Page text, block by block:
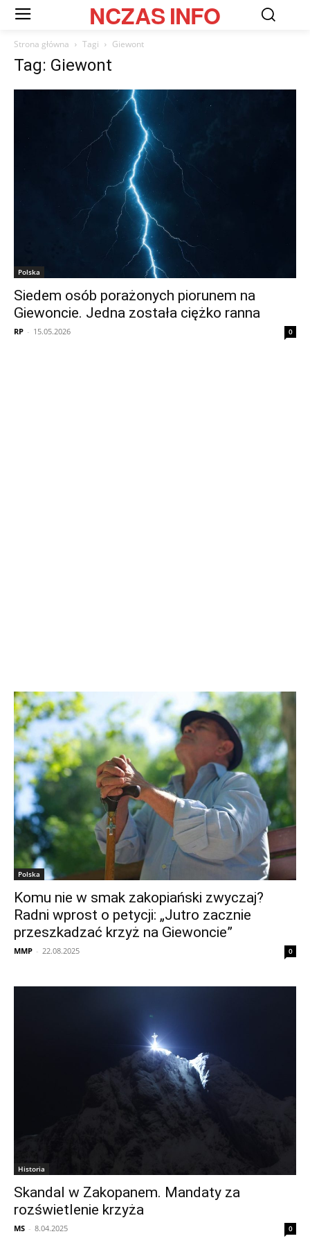
NCZASINFO
Strona główna Tagi Giewont
Tag: Giewont
Polska
Siedem osób porażonych piorunem na
Giewoncie. Jedna została ciężko ranna
RP - 15.05.2026 0
Polska
Komu nie w smak zakopiański zwyczaj?
Radni wprost o petycji: „Jutro zacznie
przeszkadzać krzyż na Giewoncie”
MMP - 22.08.2025 0
Historia
Skandal w Zakopanem. Mandaty za
rozświetlenie krzyża
MS - 8.04.2025 0